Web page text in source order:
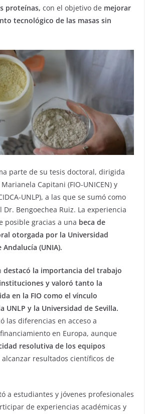
proteínas, con el objetivo de mejorar
tecnológico de las masas sin
parte de su tesis doctoral, dirigida
Capitani (FIO-UNICEN) y
UNLP), a las que se sumó como
Bengoechea Ruiz. La experiencia
posible gracias a una beca de
otorgada por la Universidad
(UNIA).
destacó la importancia del trabajo
y valoró tanto la
en la FIO como el vínculo
UNLP y la Universidad de Sevilla.
las diferencias en acceso a
en Europa, aunque
resolutiva de los equipos
alcanzar resultados científicos de
a estudiantes y jóvenes profesionales
de experiencias académicas y